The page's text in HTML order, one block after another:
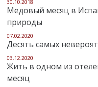
30.10.2018
Медовый месяц в
природы
07.02.2020
Десять самых
03.12.2020
Жить в одном из
месяц